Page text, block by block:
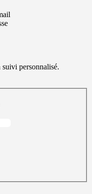
personnalisé.